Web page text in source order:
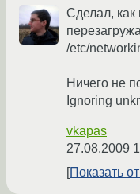
Сделал,
/etc/
Ничего не
Ignoring
vkapas
27.08.2009
Показать